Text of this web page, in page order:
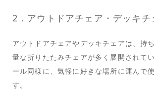
2．アウトドアチェア・デッキチ
アウトドアチェアやデッキチェアは、持
量な折りたたみチェアが多く展開されて
ール同様に、気軽に好きな場所に運んで
す。